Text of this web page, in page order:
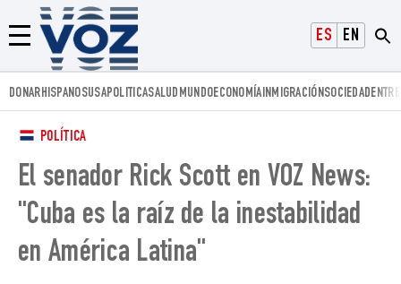
ESPAÑOLENGLISH
Menú
Voz.us
DONARHISPANOSUSAPOLITICASALUD MUNDOECONOMÍAINMIGRACIÓNSOCIEDAD
POLÍTICA
El senador Rick Scott en VOZ News:
"Cuba es la raíz de la inestabilidad
en América Latina"